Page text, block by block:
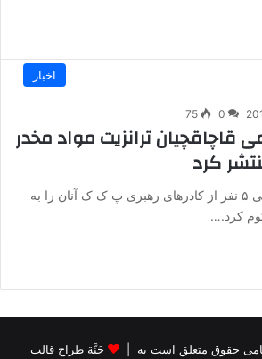
اخبار
0
75
ترانزیت مواد مخدر
کرد
ویکلیکس با انتشار اسامی ۵ نفر از کادرهای رهبری پ ک ک آنان را به
کرد.…
جَنَّة طراح قالب